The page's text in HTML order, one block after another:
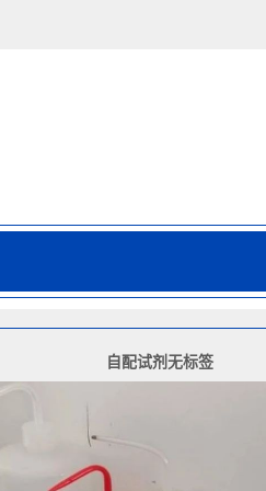
自配试剂无标签